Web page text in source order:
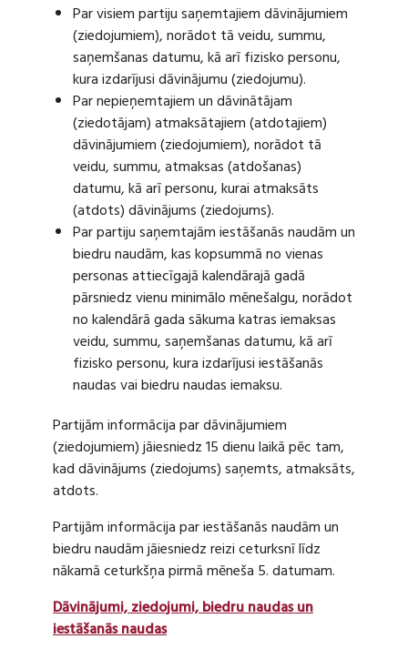
Par visiem partiju saņemtajiem dāvinājumiem
(ziedojumiem), norādot tā veidu, summu,
saņemšanas datumu, kā arī fizisko personu,
kura izdarījusi dāvinājumu (ziedojumu).
Par nepieņemtajiem un dāvinātājam
(ziedotājam) atmaksātajiem (atdotajiem)
dāvinājumiem (ziedojumiem), norādot tā
veidu, summu, atmaksas (atdošanas)
datumu, kā arī personu, kurai atmaksāts
(atdots) dāvinājums (ziedojums).
Par partiju saņemtajām iestāšanās naudām un
biedru naudām, kas kopsummā no vienas
personas attiecīgajā kalendārajā gadā
pārsniedz vienu minimālo mēnešalgu, norādot
no kalendārā gada sākuma katras iemaksas
veidu, summu, saņemšanas datumu, kā arī
fizisko personu, kura izdarījusi iestāšanās
naudas vai biedru naudas iemaksu.
Partijām informācija par dāvinājumiem
(ziedojumiem) jāiesniedz 15 dienu laikā pēc tam,
kad dāvinājums (ziedojums) saņemts, atmaksāts,
atdots.
Partijām informācija par iestāšanās naudām un
biedru naudām jāiesniedz reizi ceturksnī līdz
nākamā ceturkšņa pirmā mēneša 5. datumam.
Dāvinājumi, ziedojumi, biedru naudas un
iestāšanās naudas